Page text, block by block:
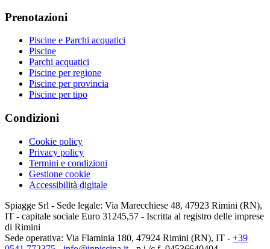
Prenotazioni
Piscine e Parchi acquatici
Piscine
Parchi acquatici
Piscine per regione
Piscine per provincia
Piscine per tipo
Condizioni
Cookie policy
Privacy policy
Termini e condizioni
Gestione cookie
Accessibilità digitale
Spiagge Srl - Sede legale: Via Marecchiese 48, 47923 Rimini (RN),
IT - capitale sociale Euro 31245,57 - Iscritta al registro delle imprese
di Rimini
Sede operativa: Via Flaminia 180, 47924 Rimini (RN), IT - +39